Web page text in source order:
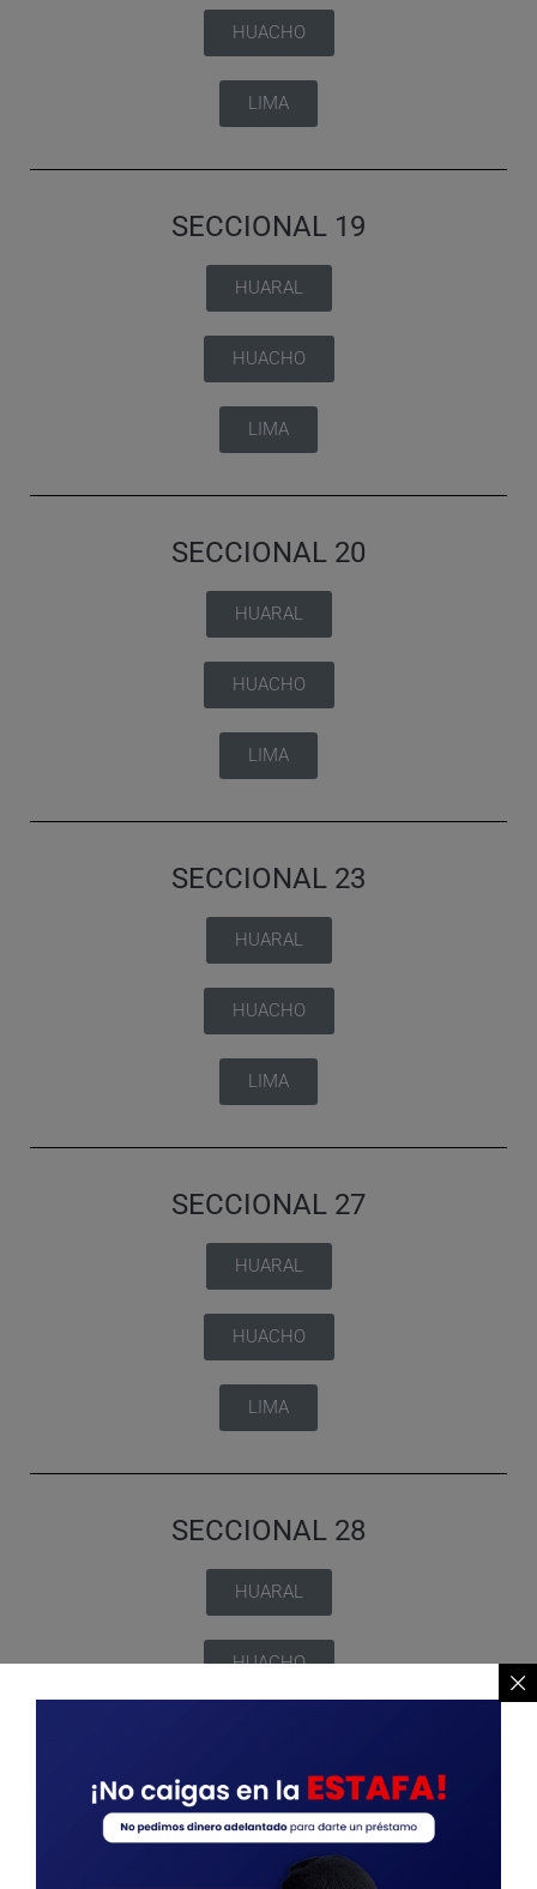
HUACHO
LIMA
SECCIONAL 19
HUARAL
HUACHO
LIMA
SECCIONAL 20
HUARAL
HUACHO
LIMA
SECCIONAL 23
HUARAL
HUACHO
LIMA
SECCIONAL 27
HUARAL
HUACHO
LIMA
SECCIONAL 28
HUARAL
HUACHO
SECCIONAL 30